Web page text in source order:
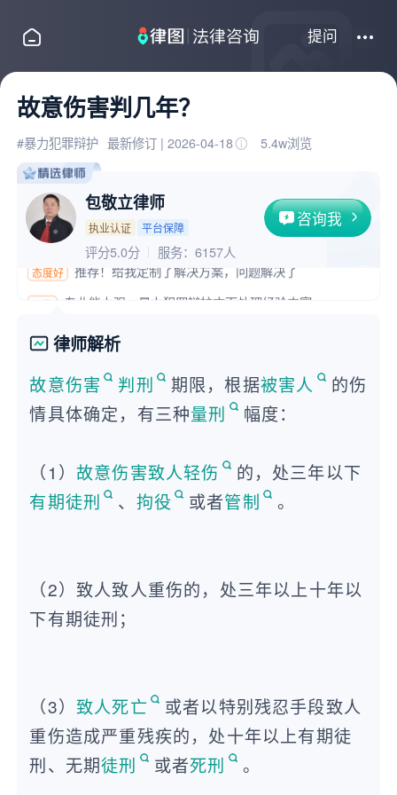
提问
故意伤害判几年？
#暴力犯罪辩护 最新修订 | 2026-04-18 5.4w浏览
包敬立律师
执业认证 平台保障 咨询我
评分5.0分 服务： 6157人
专业 处理暴力犯罪辩护方面的问题很专业
态度好 推荐！给我定制了解决方案，问题解决了
可靠 专业能力强，暴力犯罪辩护方面处理经验丰富
经验丰富 经验足口碑好，擅长多领域法律问题解决了我的困扰
回复很快 擅长代理暴力犯罪辩护及多种案件
形象专业 很快就回复我了，处理问题很高效
专业 处理暴力犯罪辩护方面的问题很专业
态度好 推荐！给我定制了解决方案，问题解决了
可靠 专业能力强，暴力犯罪辩护方面处理经验丰富
形象专业 很快就回复我了，处理问题很高效
专业 处理暴力犯罪辩护方面的问题很专业
专业能力强，暴力犯罪辩护方面处理经验丰富
形象专业 很快就回复我了，处理问题很高效
律师解析
故意伤害
判刑 期限，根据被害人
的伤
情具体确定，有三种量刑 幅度：
（1）故意伤害致人轻伤
的，处三年以下
有期徒刑
、 拘役 或者管制 。
（2）致人致人重伤的，处三年以上十年以
下有期徒刑；
（3） 致人死亡
或者以特别残忍手段致人
重伤造成严重残疾的，处十年以上有期徒
刑、无期徒刑 或者死刑 。